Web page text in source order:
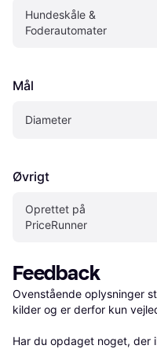
Hundeskåle &
Foderautomater
Mål
Diameter
Øvrigt
Oprettet på
PriceRunner
Feedback
Ovenstående oplysninger
kilder og er derfor kun
Har du opdaget noget, der